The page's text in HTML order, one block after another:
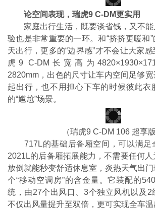
论空间表现，瑞虎9 C-DM更实用
家庭出行生活，既要谈省钱，又不能
验也是非常重要的一环。和“挤挤更暖和
天出行，更多的“边界感”才不会让大家
虎9 C-DM长宽高为
2820mm，出色的尺寸让车内空间足够
起出行，也不用担心下车的时候彼此衣
的“尴尬”场景。
（瑞虎9 C-DM 106 超享版
717L的基础后备厢空间，可以满足
2021L的后备厢拓展能力，不需要任何
放倒就能秒变舒适休息室，炎热天气出
个“移动空调房”的含金量。它装配的
统，由27个出风口、3个独立风机以及2
不仅出风量提升至双倍，更可实现全车